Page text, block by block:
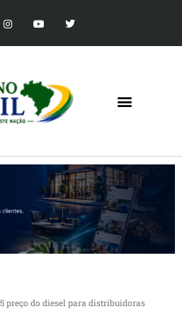
preço do diesel para distribuidoras